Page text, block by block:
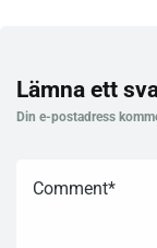
Lämna ett
Din e-postadress